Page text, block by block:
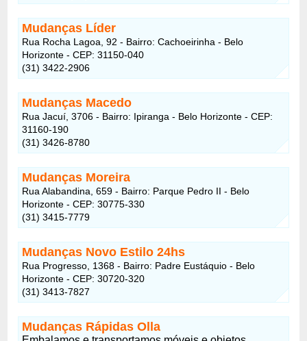
Mudanças Líder
Rua Rocha Lagoa, 92 - Bairro: Cachoeirinha - Belo
Horizonte - CEP: 31150-040
(31) 3422-2906
Mudanças Macedo
Rua Jacuí, 3706 - Bairro: Ipiranga - Belo Horizonte - CEP:
31160-190
(31) 3426-8780
Mudanças Moreira
Rua Alabandina, 659 - Bairro: Parque Pedro II - Belo
Horizonte - CEP: 30775-330
(31) 3415-7779
Mudanças Novo Estilo 24hs
Rua Progresso, 1368 - Bairro: Padre Eustáquio - Belo
Horizonte - CEP: 30720-320
(31) 3413-7827
Mudanças Rápidas Olla